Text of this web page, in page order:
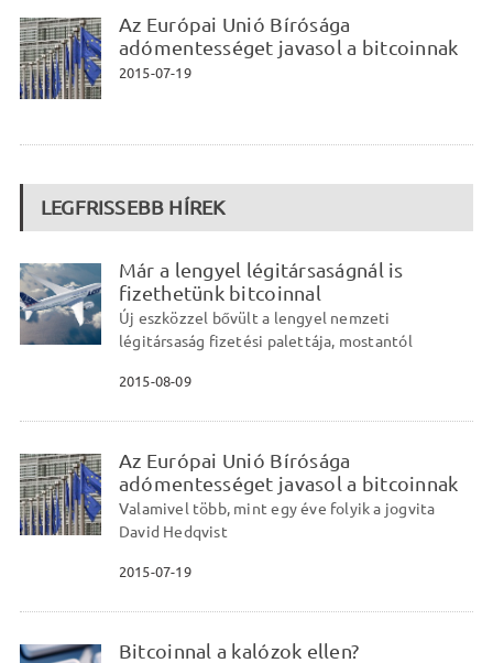
Az Európai Unió Bírósága
adómentességet javasol a bitcoinnak
2015-07-19
LEGFRISSEBB HÍREK
Már a lengyel légitársaságnál is
fizethetünk bitcoinnal
Új eszközzel bővült a lengyel nemzeti
légitársaság fizetési palettája, mostantól
2015-08-09
Az Európai Unió Bírósága
adómentességet javasol a bitcoinnak
Valamivel több, mint egy éve folyik a jogvita
David Hedqvist
2015-07-19
Bitcoinnal a kalózok ellen?